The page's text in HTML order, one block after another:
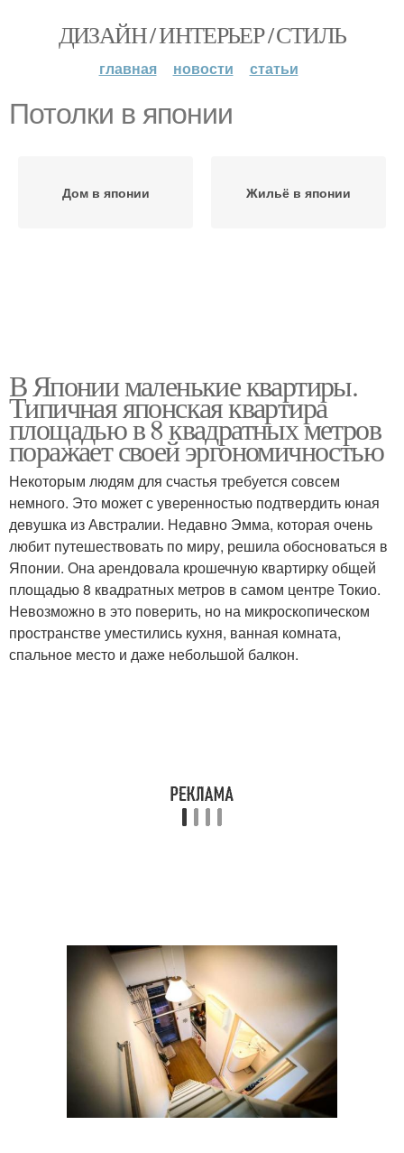
ДИЗАЙН / ИНТЕРЬЕР / СТИЛЬ
главная новости статьи
Потолки в японии
Дом в японии Жильё в японии
В Японии маленькие квартиры.
Типичная японская квартира
площадью в 8 квадратных метров
поражает своей эргономичностью
Некоторым людям для счастья требуется совсем
немного. Это может с уверенностью подтвердить юная
девушка из Австралии. Недавно Эмма, которая очень
любит путешествовать по миру, решила обосноваться в
Японии. Она арендовала крошечную квартирку общей
площадью 8 квадратных метров в самом центре Токио.
Невозможно в это поверить, но на микроскопическом
пространстве уместились кухня, ванная комната,
спальное место и даже небольшой балкон.